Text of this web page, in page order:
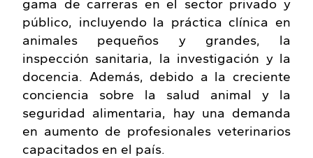
gama de carreras en el sector privado y
público, incluyendo la práctica clínica en
animales pequeños y grandes, la
inspección sanitaria, la investigación y la
docencia. Además, debido a la creciente
conciencia sobre la salud animal y la
seguridad alimentaria, hay una demanda
en aumento de profesionales veterinarios
capacitados en el país.